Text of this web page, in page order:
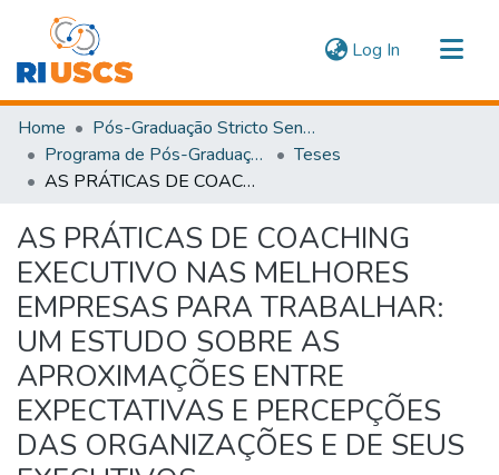
Log In (current)
Communities & Collections
Navigate
Statistics
Home
Pós-Graduação Stricto Sensu
Programa de Pós-Graduação em Administração
Teses
AS PRÁTICAS DE COACHING EXECUTIVO NAS MELHORES EMPRESAS PARA TRABALHAR: UM ESTUDO SOBRE AS APROXIMAÇÕES ENTRE EXPECTATIVAS E PERCEPÇÕES DAS ORGANIZAÇÕES E DE SEUS EXECUTIVOS
AS PRÁTICAS DE COACHING
EXECUTIVO NAS MELHORES
EMPRESAS PARA TRABALHAR:
UM ESTUDO SOBRE AS
APROXIMAÇÕES ENTRE
EXPECTATIVAS E PERCEPÇÕES
DAS ORGANIZAÇÕES E DE SEUS